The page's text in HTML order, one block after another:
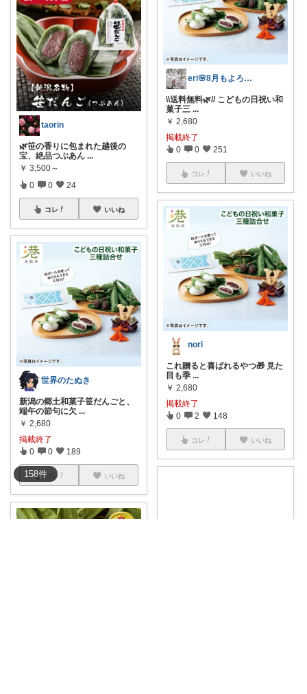
158件
taorin
🌿笹の香りに包まれた越後の
宝、絶品つぶあん ...
￥ 3,500～
0 0 24
コレ いいね
世界のたぬき
新潟の郷土和菓子笹だんごと、
端午の節句に欠 ...
￥ 2,680
掲載終了
0 0 189
コレ いいね
eri🌸8月もよろしくお願いします☺️
\\送料無料🌿// こどもの日祝い和
菓子三 ...
￥ 2,680
掲載終了
0 0 251
コレ いいね
nori
これ贈ると喜ばれるやつ🎁 見た
目も季 ...
￥ 2,680
掲載終了
0 2 148
コレ いいね